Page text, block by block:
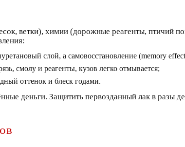
ветки), химии (дорожные реагенты, птичий
слой, а самовосстановление (memory
смолу и реагенты, кузов легко отмывается;
оттенок и блеск годами.
деньги. Защитить первозданный лак в разы